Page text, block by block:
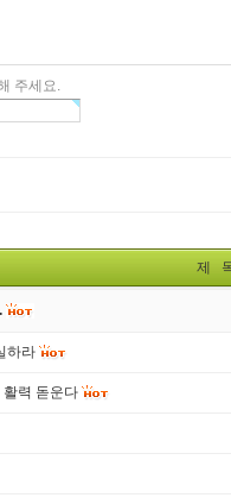
주세요.
제
하라
활력 돋운다